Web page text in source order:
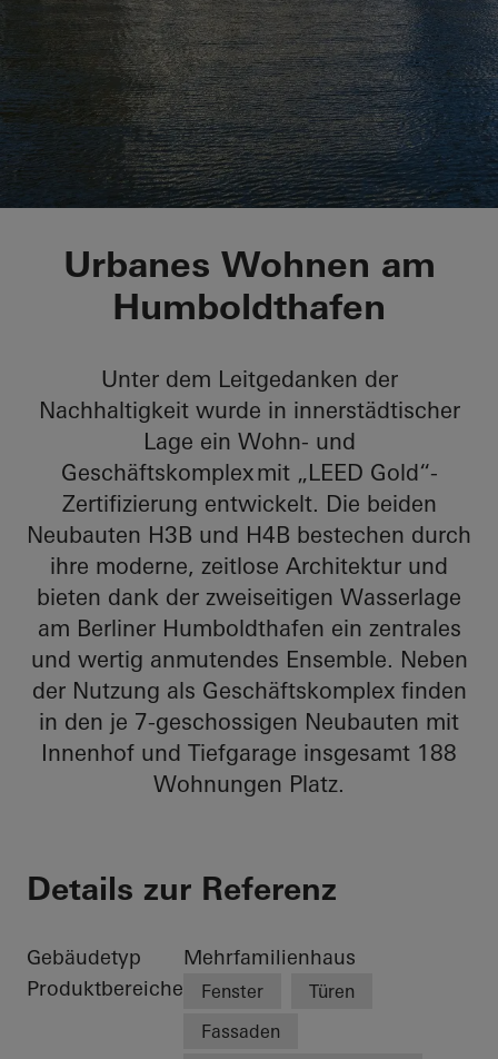
Humboldthafen
Urbanes Wohnen am
Humboldthafen
Unter dem Leitgedanken der
Nachhaltigkeit wurde in innerstädtischer
Lage ein Wohn- und
Geschäftskomplex mit „LEED Gold“-
Zertifizierung entwickelt. Die beiden
Neubauten H3B und H4B bestechen durch
ihre moderne, zeitlose Architektur und
bieten dank der zweiseitigen Wasserlage
am Berliner Humboldthafen ein zentrales
und wertig anmutendes Ensemble. Neben
der Nutzung als Geschäftskomplex finden
in den je 7-geschossigen Neubauten mit
Innenhof und Tiefgarage insgesamt 188
Wohnungen Platz.
Details zur Referenz
Gebäudetyp
Mehrfamilienhaus
Produktbereiche
Fenster
Türen
Fassaden